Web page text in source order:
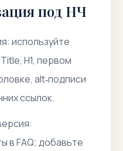
под НЧ
используйте
H1, первом
alt‑подписи
ссылок.
в FAQ; добавьте